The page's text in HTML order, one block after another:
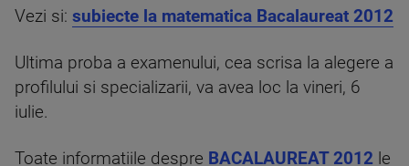
Vezi si: subiecte la matematica Bacalaureat 2012
Ultima proba a examenului, cea scrisa la alegere a
profilului si specializarii, va avea loc la vineri, 6
iulie.
Toate informatiile despre BACALAUREAT 2012 le